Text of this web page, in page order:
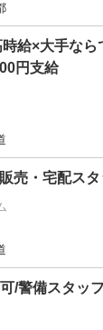
給×大手なら
円支給
売・宅配スタ
/警備スタッ